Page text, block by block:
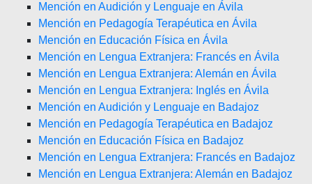
Mención en Audición y Lenguaje en Ávila
Mención en Pedagogía Terapéutica en Ávila
Mención en Educación Física en Ávila
Mención en Lengua Extranjera: Francés en Ávila
Mención en Lengua Extranjera: Alemán en Ávila
Mención en Lengua Extranjera: Inglés en Ávila
Mención en Audición y Lenguaje en Badajoz
Mención en Pedagogía Terapéutica en Badajoz
Mención en Educación Física en Badajoz
Mención en Lengua Extranjera: Francés en Badajoz
Mención en Lengua Extranjera: Alemán en Badajoz